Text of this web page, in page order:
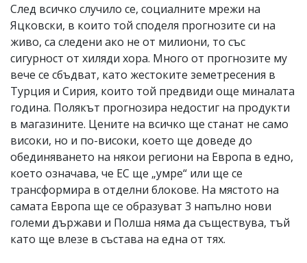
След всичко случило се, социалните мрежи на
Яцковски, в които той споделя прогнозите си на
живо, са следени ако не от милиони, то със
сигурност от хиляди хора. Много от прогнозите му
вече се сбъдват, като жестоките земетресения в
Турция и Сирия, които той предвиди още миналата
година. Полякът прогнозира недостиг на продукти
в магазините. Цените на всичко ще станат не само
високи, но и по-високи, което ще доведе до
обединяването на някои региони на Европа в едно,
което означава, че ЕС ще „умре“ или ще се
трансформира в отделни блокове. На мястото на
самата Европа ще се образуват 3 напълно нови
големи държави и Полша няма да съществува, тъй
като ще влезе в състава на една от тях.